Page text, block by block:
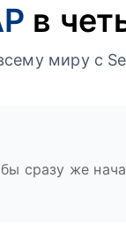
в
миру с
сразу же